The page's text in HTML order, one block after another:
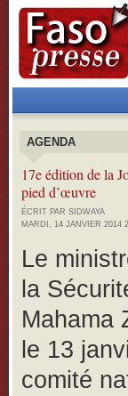
AGENDA
17e édition de la
pied d’œuvre
ÉCRIT PAR SIDWAYA
MARDI, 14 JANVIER 2014
Le
la
Mahama
le 13
comité